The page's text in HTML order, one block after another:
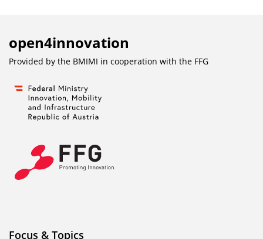
open4innovation
Provided by the BMIMI in cooperation with the FFG
Focus & Topics